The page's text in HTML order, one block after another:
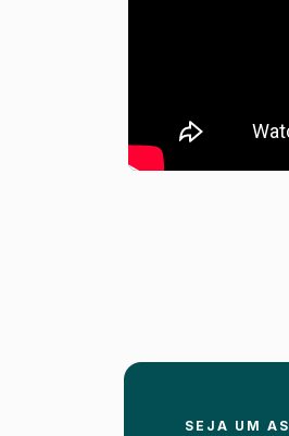
SEJA UM